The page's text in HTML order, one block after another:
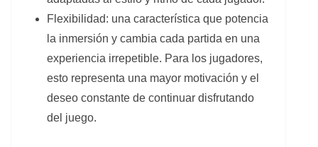
Flexibilidad: una característica que potencia
la inmersión y cambia cada partida en una
experiencia irrepetible. Para los jugadores,
esto representa una mayor motivación y el
deseo constante de continuar disfrutando
del juego.